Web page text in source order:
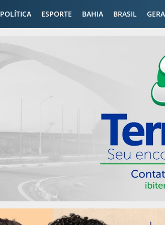
POLÍTICA ESPORTE BAHIA BRASIL